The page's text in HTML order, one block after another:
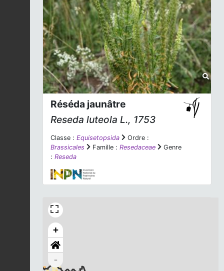
Réséda jaunâtre
Reseda luteola L., 1753
Classe : Equisetopsida
Ordre :
Brassicales
Famille : Resedaceae
Genre
: Reseda
+
-